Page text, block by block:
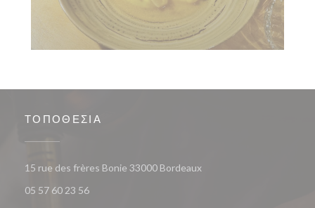
ΤΟΠΟΘΕΣΊΑ
15 rue des frères Bonie 33000 Bordeaux((ανοίγει σε νέο
05 57 60 23 56